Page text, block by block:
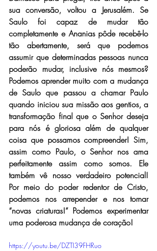
sua conversão, voltou a Jerusalém. Se
Saulo foi capaz de mudar tão
completamente e Ananias pôde recebê-lo
tão abertamente, será que podemos
assumir que determinadas pessoas nunca
poderão mudar, inclusive nós mesmos?
Podemos aprender muito com a mudança
de Saulo que passou a chamar Paulo
quando iniciou sua missão aos gentios, a
transformação final que o Senhor deseja
para nós é gloriosa além de qualquer
coisa que possamos compreender! Sim,
assim como Paulo, o Senhor nos ama
perfeitamente assim como somos. Ele
também vê nosso verdadeiro potencial!
Por meio do poder redentor de Cristo,
podemos nos arrepender e nos tornar
“novas criaturas!” Podemos experimentar
uma poderosa mudança de coração!
https://youtu.be/DZTI39FHRuo